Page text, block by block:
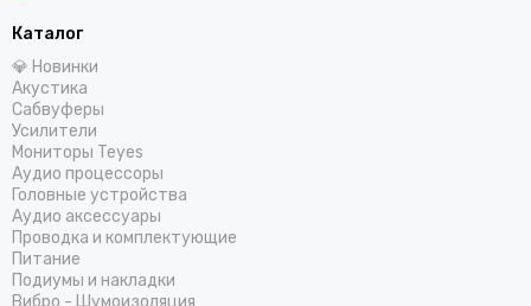
ESX
E.O.S.
FSD Audio
Focal
Five
GAS
Helix
Hellion
IDOL AUDIO
Ivolga
Каталог
💎 Новинки
Акустика
Сабвуферы
Усилители
Мониторы Teyes
Аудио процессоры
Головные устройства
Аудио аксессуары
Проводка и комплектующие
Питание
Подиумы и накладки
Вибро - Шумоизоляция